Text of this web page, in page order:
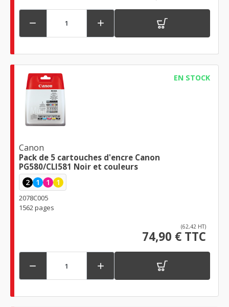
 
EN STOCK
Canon
Pack de 5 cartouches d'encre Canon
PG580/CLI581 Noir et couleurs
2 1 1 1
2078C005
1562 pages
(62,42 HT)
74,90 € TTC
 